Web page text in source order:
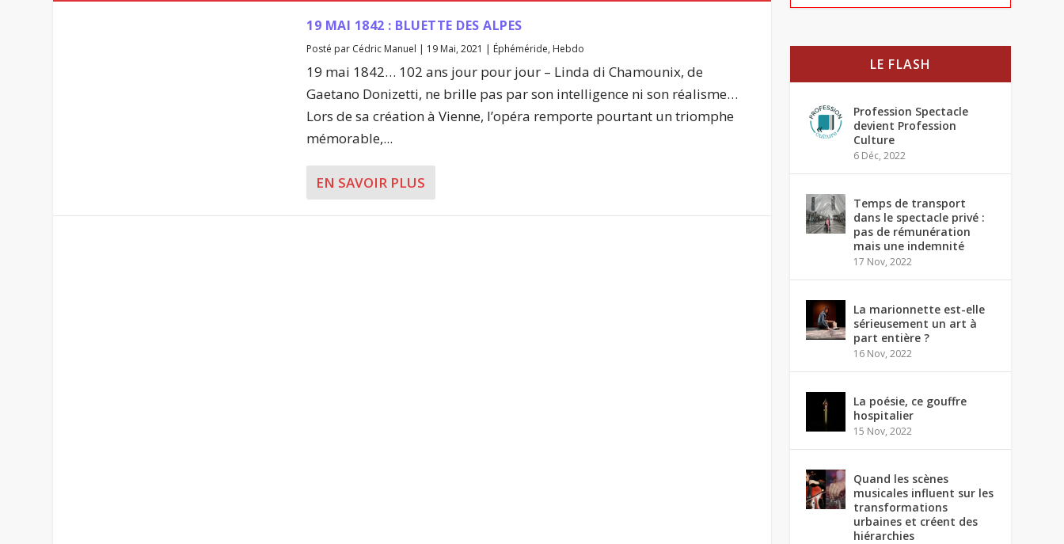
19 MAI 1842 : BLUETTE DES ALPES
Posté par Cédric Manuel | 19 Mai, 2021 | Éphéméride, Hebdo
19 mai 1842… 102 ans jour pour jour – Linda di Chamounix, de
Gaetano Donizetti, ne brille pas par son intelligence ni son réalisme…
Lors de sa création à Vienne, l’opéra remporte pourtant un triomphe
mémorable,...
EN SAVOIR PLUS
LE FLASH
Profession Spectacle
devient Profession
Culture
6 Déc, 2022
Temps de transport
dans le spectacle privé :
pas de rémunération
mais une indemnité
17 Nov, 2022
La marionnette est-elle
sérieusement un art à
part entière ?
16 Nov, 2022
La poésie, ce gouffre
hospitalier
15 Nov, 2022
Quand les scènes
musicales influent sur les
transformations
urbaines et créent des
hiérarchies